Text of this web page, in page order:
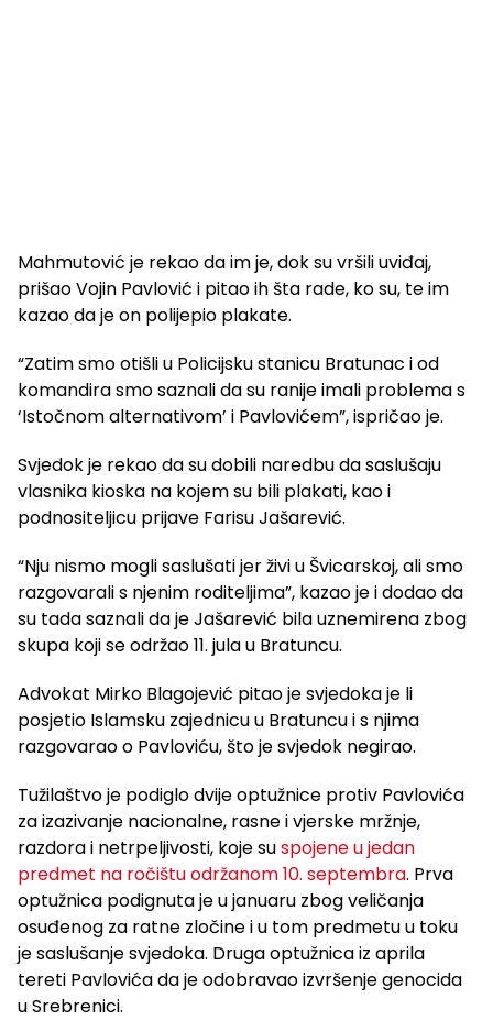
Mahmutović je rekao da im je, dok su vršili uviđaj,
prišao Vojin Pavlović i pitao ih šta rade, ko su, te im
kazao da je on polijepio plakate.
“Zatim smo otišli u Policijsku stanicu Bratunac i od
komandira smo saznali da su ranije imali problema s
‘Istočnom alternativom’ i Pavlovićem”, ispričao je.
Svjedok je rekao da su dobili naredbu da saslušaju
vlasnika kioska na kojem su bili plakati, kao i
podnositeljicu prijave Farisu Jašarević.
“Nju nismo mogli saslušati jer živi u Švicarskoj, ali smo
razgovarali s njenim roditeljima”, kazao je i dodao da
su tada saznali da je Jašarević bila uznemirena zbog
skupa koji se održao 11. jula u Bratuncu.
Advokat Mirko Blagojević pitao je svjedoka je li
posjetio Islamsku zajednicu u Bratuncu i s njima
razgovarao o Pavloviću, što je svjedok negirao.
Tužilaštvo je podiglo dvije optužnice protiv Pavlovića
za izazivanje nacionalne, rasne i vjerske mržnje,
razdora i netrpeljivosti, koje suspojene u jedan
predmet na ročištu održanom 10. septembra. Prva
optužnica podignuta je u januaru zbog veličanja
osuđenog za ratne zločine i u tom predmetu u toku
je saslušanje svjedoka. Druga optužnica iz aprila
tereti Pavlovića da je odobravao izvršenje genocida
u Srebrenici.